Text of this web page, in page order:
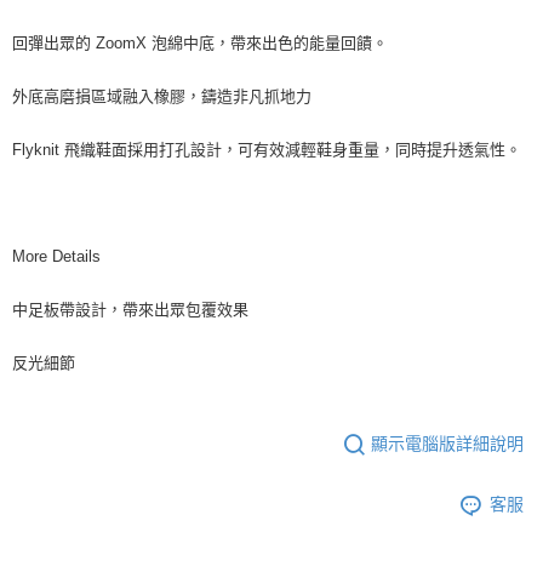
回彈出眾的 ZoomX 泡綿中底，帶來出色的能量回饋。
外底高磨損區域融入橡膠，鑄造非凡抓地力
Flyknit 飛織鞋面採用打孔設計，可有效減輕鞋身重量，同時提升透氣性。
More Details
中足板帶設計，帶來出眾包覆效果
反光細節
顯示電腦版詳細說明
客服